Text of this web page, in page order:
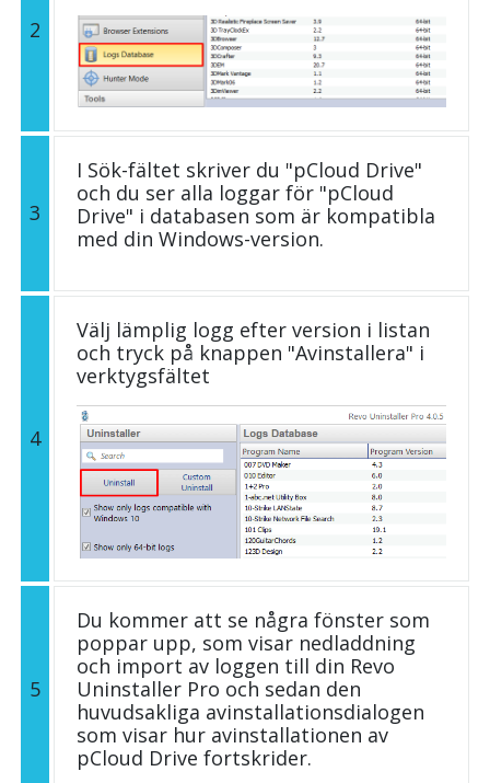
2
3
I Sök-fältet skriver du "pCloud Drive"
och du ser alla loggar för "pCloud
Drive" i databasen som är kompatibla
med din Windows-version.
4
Välj lämplig logg efter version i listan
och tryck på knappen "Avinstallera" i
verktygsfältet
5
Du kommer att se några fönster som
poppar upp, som visar nedladdning
och import av loggen till din Revo
Uninstaller Pro och sedan den
huvudsakliga avinstallationsdialogen
som visar hur avinstallationen av
pCloud Drive fortskrider.